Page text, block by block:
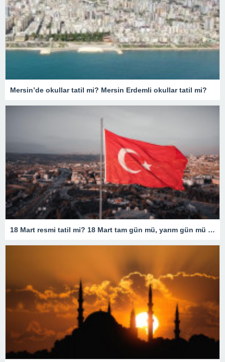
Mersin’de okullar tatil mi? Mersin Erdemli okullar tatil mi?
18 Mart resmi tatil mi? 18 Mart tam gün mü, yarım gün mü olacak? 18 Mart resmi tatil olarak mı geçiyor?